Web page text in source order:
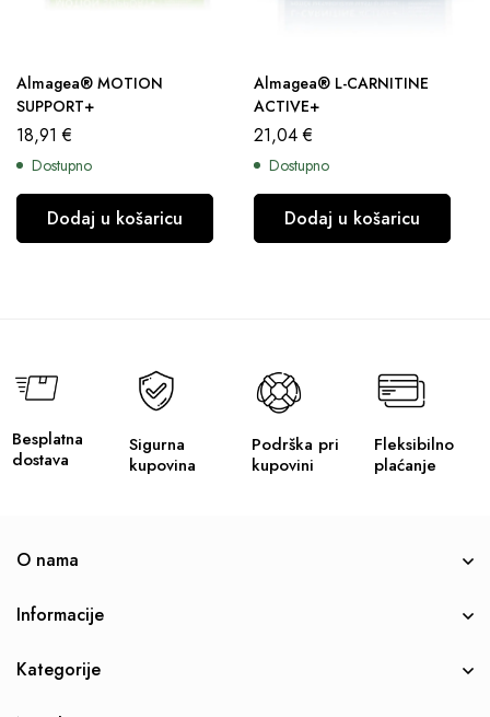
Almagea® MOTION
SUPPORT+
18,91€
Dostupno
Dodaj u košaricu
Almagea® L-CARNITINE
ACTIVE+
21,04€
Dostupno
Dodaj u košaricu
Besplatna
dostava
Sigurna
kupovina
Podrška pri
kupovini
Fleksibilno
plaćanje
O nama
Informacije
Kategorije